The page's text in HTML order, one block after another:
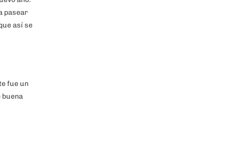
pasear
así se
fue un
buena